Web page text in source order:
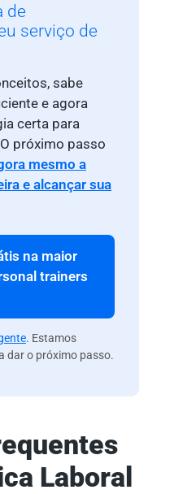
de
serviço de
sabe
e agora
certa para
próximo passo
mesmo a
e alcançar sua
na maior
trainers
. Estamos
dar o próximo passo.
Laboral